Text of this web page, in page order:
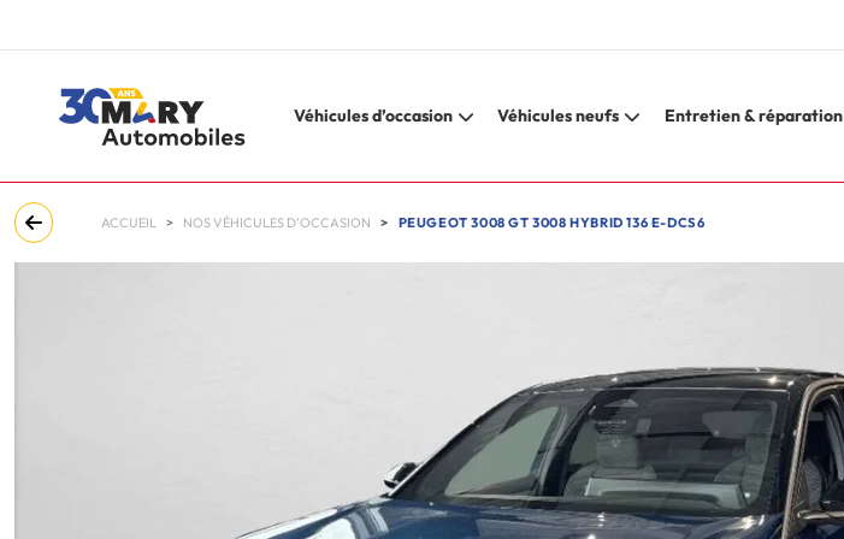
Véhicules d’occasion Véhicules neufs Entretien & réparation
ACCUEIL NOS VÉHICULES D'OCCASION PEUGEOT 3008 GT 3008 HYBRID 136 E-DCS6